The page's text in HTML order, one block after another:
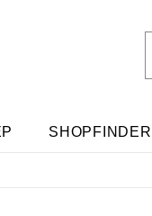
SHOPFINDER